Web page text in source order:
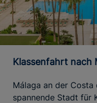
Klassenfahrt nach
Málaga an der
spannende Stadt für